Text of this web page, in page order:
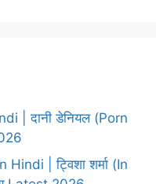
| दानी डेनियल (Porn
| ट्विशा शर्मा (In